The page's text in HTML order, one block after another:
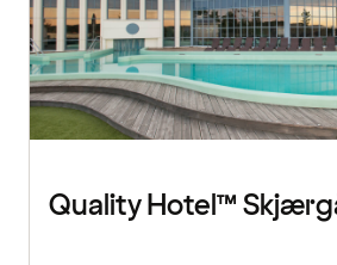
Quality Hotel™